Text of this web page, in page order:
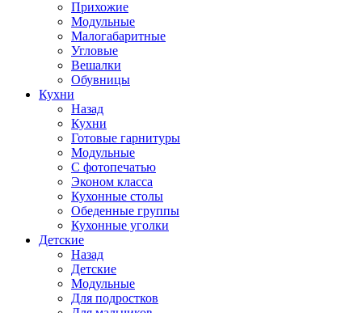
Прихожие
Модульные
Малогабаритные
Угловые
Вешалки
Обувницы
Кухни
Назад
Кухни
Готовые гарнитуры
Модульные
С фотопечатью
Эконом класса
Кухонные столы
Обеденные группы
Кухонные уголки
Детские
Назад
Детские
Модульные
Для подростков